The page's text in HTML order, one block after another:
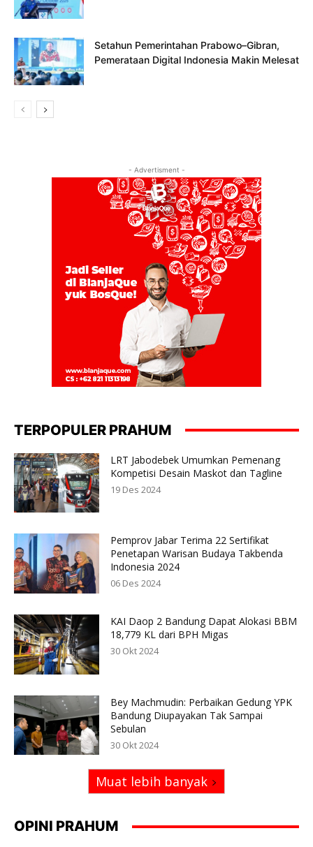
Setahun Pemerintahan Prabowo–Gibran,
Pemerataan Digital Indonesia Makin Melesat
- Advertisment -
TERPOPULER PRAHUM
LRT Jabodebek Umumkan Pemenang
Kompetisi Desain Maskot dan Tagline
19 Des 2024
Pemprov Jabar Terima 22 Sertifikat
Penetapan Warisan Budaya Takbenda
Indonesia 2024
06 Des 2024
KAI Daop 2 Bandung Dapat Alokasi BBM
18,779 KL dari BPH Migas
30 Okt 2024
Bey Machmudin: Perbaikan Gedung YPK
Bandung Diupayakan Tak Sampai
Sebulan
30 Okt 2024
Muat lebih banyak
OPINI PRAHUM